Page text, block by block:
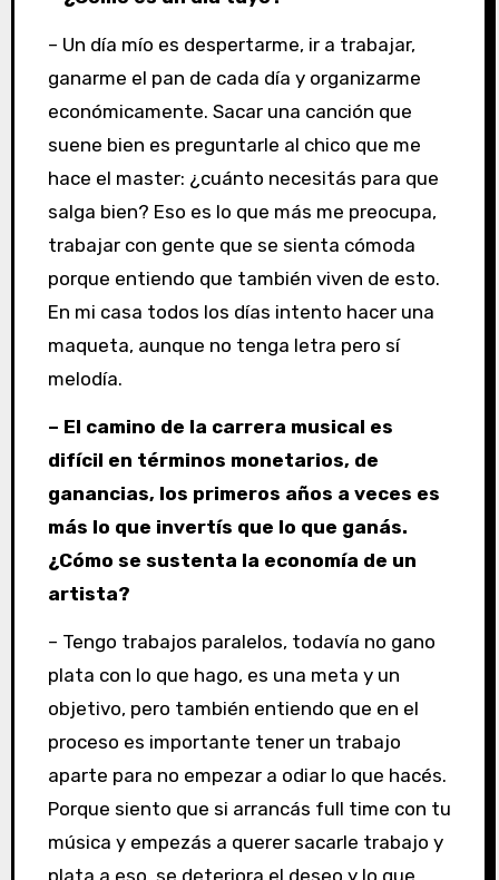
– Un día mío es despertarme, ir a trabajar,
ganarme el pan de cada día y organizarme
económicamente. Sacar una canción que
suene bien es preguntarle al chico que me
hace el master: ¿cuánto necesitás para que
salga bien? Eso es lo que más me preocupa,
trabajar con gente que se sienta cómoda
porque entiendo que también viven de esto.
En mi casa todos los días intento hacer una
maqueta, aunque no tenga letra pero sí
melodía.
– El camino de la carrera musical es
difícil en términos monetarios, de
ganancias, los primeros años a veces es
más lo que invertís que lo que ganás.
¿Cómo se sustenta la economía de un
artista?
– Tengo trabajos paralelos, todavía no gano
plata con lo que hago, es una meta y un
objetivo, pero también entiendo que en el
proceso es importante tener un trabajo
aparte para no empezar a odiar lo que hacés.
Porque siento que si arrancás full time con tu
música y empezás a querer sacarle trabajo y
plata a eso, se deteriora el deseo y lo que